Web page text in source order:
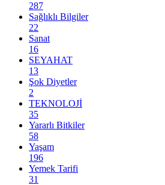
287
Sağlıklı Bilgiler
22
Sanat
16
SEYAHAT
13
Şok Diyetler
2
TEKNOLOJİ
35
Yararlı Bitkiler
58
Yaşam
196
Yemek Tarifi
31